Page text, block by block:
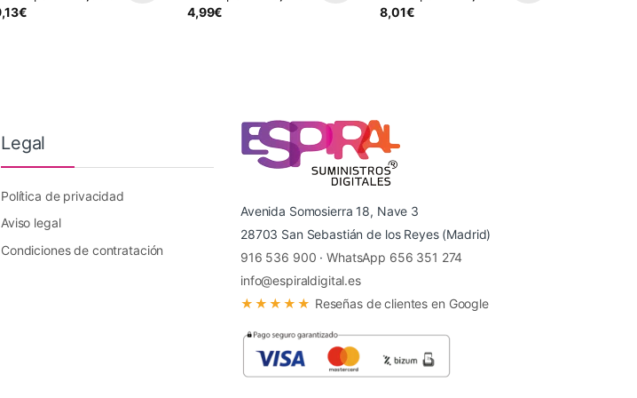
€
4,99€
8,01€
Legal
Política de privacidad
Aviso legal
Condiciones de contratación
Avenida Somosierra 18, Nave 3
28703 San Sebastián de los Reyes (Madrid)
916 536 900 ·WhatsApp 656 351 274
info@espiraldigital.es
★★★★★ Reseñas de clientes en Google